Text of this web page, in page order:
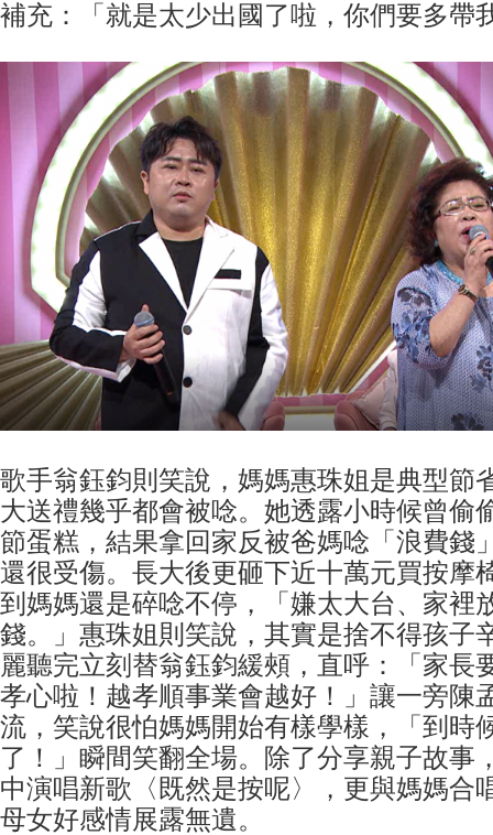
補充：「就是太少出國了啦，你們要多帶
歌手翁鈺鈞則笑說，媽媽惠珠姐是典型節
大送禮幾乎都會被唸。她透露小時候曾偷
節蛋糕，結果拿回家反被爸媽唸「浪費錢
還很受傷。長大後更砸下近十萬元買按摩
到媽媽還是碎唸不停，「嫌太大台、家裡
錢。」惠珠姐則笑說，其實是捨不得孩子
麗聽完立刻替翁鈺鈞緩頰，直呼：「家長
孝心啦！越孝順事業會越好！」讓一旁陳
流，笑說很怕媽媽開始有樣學樣，「到時
了！」瞬間笑翻全場。除了分享親子故事
中演唱新歌〈既然是按呢〉，更與媽媽合
母女好感情展露無遺。